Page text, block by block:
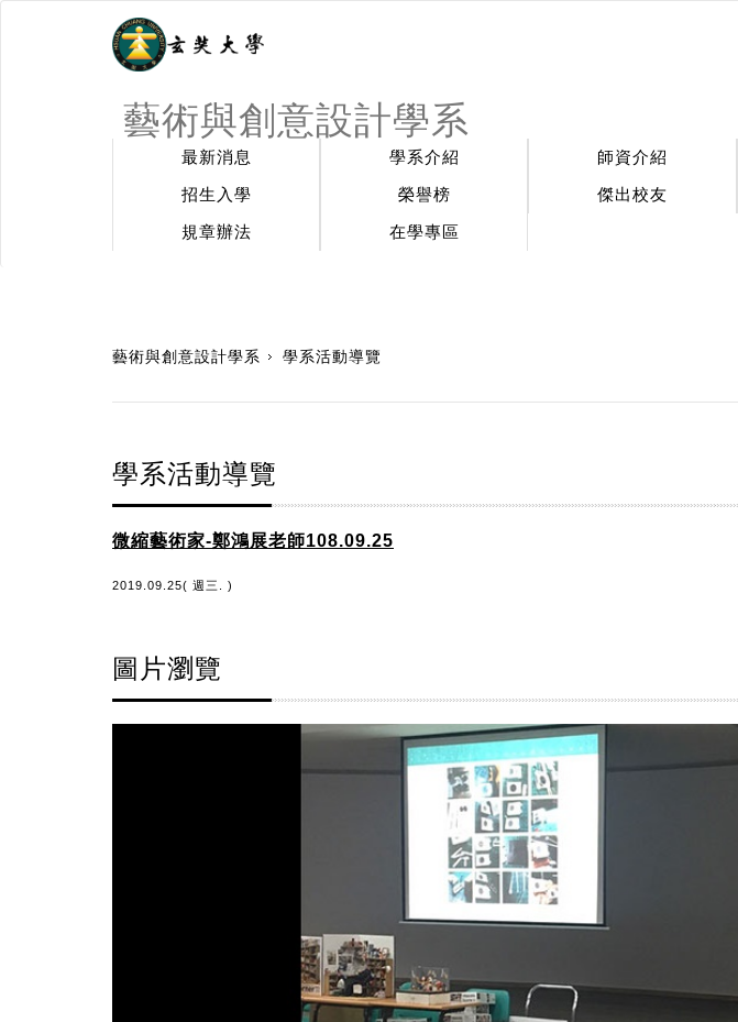
藝術與創意設計學系
最新消息 學系介紹 師資介紹
招生入學
榮譽榜 傑出校友
規章辦法
在學專區
藝術與創意設計學系 學系活動導覽
學系活動導覽
微縮藝術家-鄭鴻展老師108.09.25
2019.09.25( 週三. )
圖片瀏覽